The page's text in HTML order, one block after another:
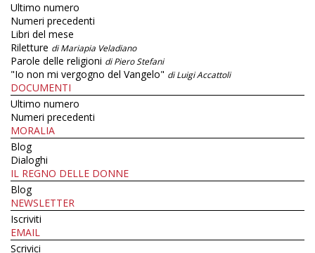
Ultimo numero
Numeri precedenti
Libri del mese
Riletture di Mariapia Veladiano
Parole delle religioni di Piero Stefani
"Io non mi vergogno del Vangelo" di Luigi Accattoli
DOCUMENTI
Ultimo numero
Numeri precedenti
MORALIA
Blog
Dialoghi
IL REGNO DELLE DONNE
Blog
NEWSLETTER
Iscriviti
EMAIL
Scrivici